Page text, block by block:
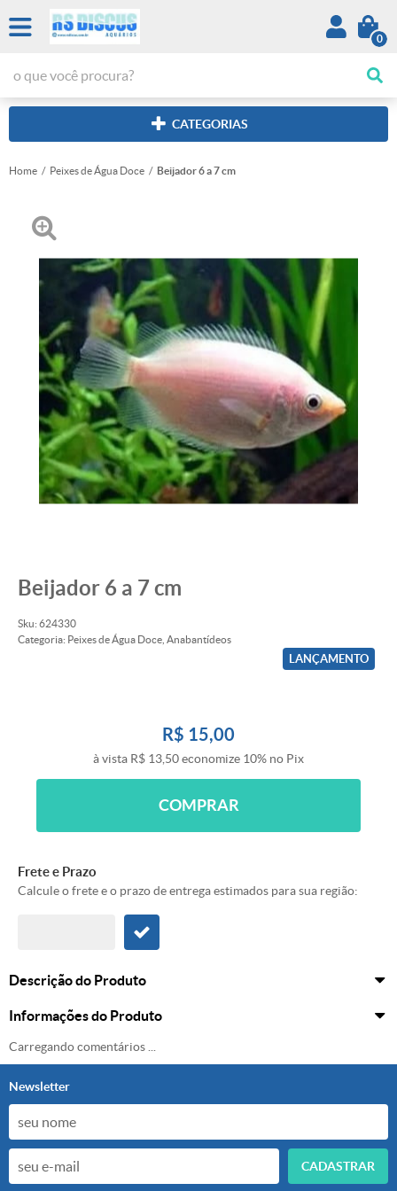
0
CATEGORIAS
Home Peixes de Água Doce Beijador 6 a 7 cm
Beijador 6 a 7 cm
Sku: 624330
Categoria: Peixes de Água Doce Anabantídeos
LANÇAMENTO
R$ 15,00
à vista R$ 13,50economize 10% no Pix
COMPRAR
Frete e Prazo
Calcule o frete e o prazo de entrega estimados para sua região:
Descrição do Produto
Informações do Produto
Carregando comentários ...
Newsletter
CADASTRAR